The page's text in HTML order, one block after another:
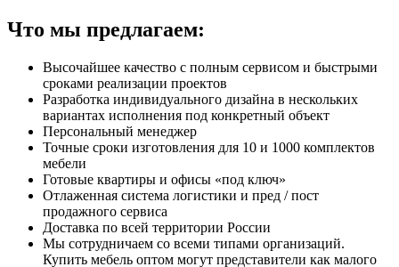
Что мы предлагаем:
Высочайшее качество с полным сервисом и быстрыми
сроками реализации проектов
Разработка индивидуального дизайна в нескольких
вариантах исполнения под конкретный объект
Персональный менеджер
Точные сроки изготовления для 10 и 1000 комплектов
мебели
Готовые квартиры и офисы «под ключ»
Отлаженная система логистики и пред / пост
продажного сервиса
Доставка по всей территории России
Мы сотрудничаем со всеми типами организаций.
Купить мебель оптом могут представители как малого